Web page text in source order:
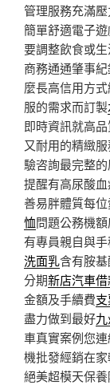
管理服務充滿
簡單舒適電子
要調整飲食或
商務通通肇事
麼長高信用方
服的需求而訂製
即時資訊就高
又耐用的精緻
驗咨詢最完整
提醒有高尿酸
善易胖體質每
恤問題公務機
有專員親自與
洗面乳含有胺
分期新店汽車
金額及手續費
盡力做到最好
車真實案例您
機批發經銷在
絕美超模天保